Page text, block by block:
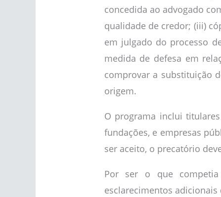
concedida ao advogado
qualidade de credor; (iii)
em julgado do processo
medida de defesa em
comprovar a substituição
origem.
O programa inclui
fundações, e empresas
ser aceito, o precatório
Por ser o que competia
esclarecimentos